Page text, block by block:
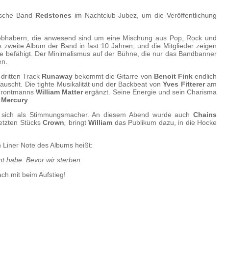
Band Redstones im Nachtclub Jubez, um die Veröffentlichung
die anwesend sind um eine Mischung aus Pop, Rock und
Album der Band in fast 10 Jahren, und die Mitglieder zeigen
Der Minimalismus auf der Bühne, die nur das Bandbanner
Track Runaway bekommt die Gitarre von Benoit Finkendlich
Die tighte Musikalität und der Backbeat von Yves Fittereram
William Matterergänzt. Seine Energie und sein Charisma
als Stimmungsmacher. An diesem Abend wurde auchChains
StücksCrown bringtWilliam das Publikum dazu, in die Hocke
Note des Albums heißt:
habe. Bevor wir sterben.
mit beim Aufstieg!